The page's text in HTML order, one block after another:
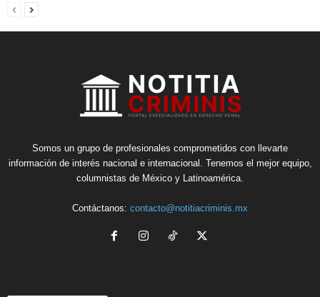
Somos un grupo de profesionales comprometidos con llevarte
información de interés nacional e internacional. Tenemos el mejor equipo,
columnistas de México y Latinoamérica.
Contáctanos: contacto@notitiacriminis.mx